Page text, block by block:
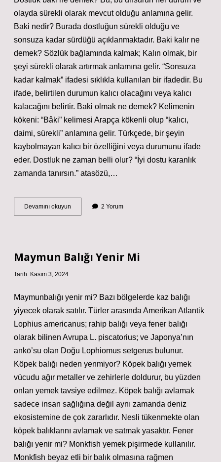
olayda sürekli olarak mevcut olduğu anlamına gelir.
Baki nedir? Burada dostluğun sürekli olduğu ve
sonsuza kadar sürdüğü açıklanmaktadır. Baki kalır ne
demek? Sözlük bağlamında kalmak; Kalın olmak, bir
şeyi sürekli olarak artırmak anlamına gelir. “Sonsuza
kadar kalmak” ifadesi sıklıkla kullanılan bir ifadedir. Bu
ifade, belirtilen durumun kalıcı olacağını veya kalıcı
kalacağını belirtir. Baki olmak ne demek? Kelimenin
kökeni: “Bâki” kelimesi Arapça kökenli olup “kalıcı,
daimi, sürekli” anlamına gelir. Türkçede, bir şeyin
kaybolmayan kalıcı bir özelliğini veya durumunu ifade
eder. Dostluk ne zaman belli olur? “İyi dostu karanlık
zamanda tanırsın.” atasözü,…
Devamını okuyun
Baki
2 Yorum
Maymun Balığı Yenir Mi
Tarih: Kasım 3, 2024
Maymunbalığı yenir mi? Bazı bölgelerde kaz balığı
yiyecek olarak satılır. Türler arasında Amerikan Atlantik
Lophius americanus; rahip balığı veya fener balığı
olarak bilinen Avrupa L. piscatorius; ve Japonya’nın
ankō’su olan Doğu Lophiomus setgerus bulunur.
Köpek balığı neden yenmiyor? Köpek balığı yemek
vücudu ağır metaller ve zehirlerle doldurur, bu yüzden
onları yemek tavsiye edilmez. Köpek balığı avlamak
sadece insan sağlığına değil aynı zamanda deniz
ekosistemine de çok zararlıdır. Nesli tükenmekte olan
köpek balıklarını avlamak ve satmak yasaktır. Fener
balığı yenir mi? Monkfish yemek pişirmede kullanılır.
Monkfish beyaz etli bir balık olmasına rağmen